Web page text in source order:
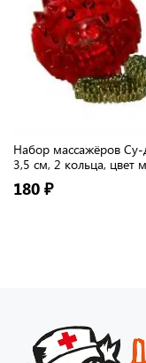
Набор массажёров
3,5 см, 2 кольца, цвет
180 ₽